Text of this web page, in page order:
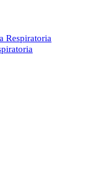
Respiratoria